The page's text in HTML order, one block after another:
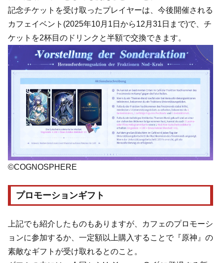
記念チケットを受け取ったプレイヤーは、今後開催される
カフェイベント(2025年10月1日から12月31日まで)で、チ
ケットを2杯目のドリンクと半額で交換できます。
©COGNOSPHERE
プロモーションギフト
上記でも紹介したものもありますが、カフェのプロモーシ
ョンに参加するか、一定額以上購入することで『原神』の
素敵なギフトが受け取れるとのこと。